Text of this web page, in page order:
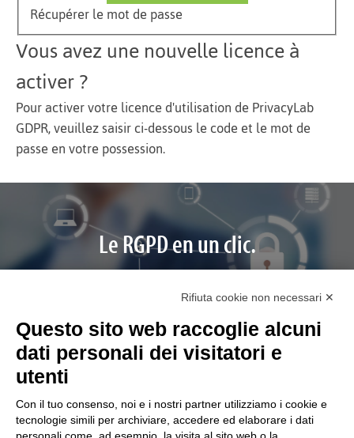
Récupérer le mot de passe
Vous avez une nouvelle licence à
activer ?
Pour activer votre licence d'utilisation de PrivacyLab
GDPR, veuillez saisir ci-dessous le code et le mot de
passe en votre possession.
Le RGPD en un clic.
et de suivre toutes les obligations prévues par le RUE
2016/679 sur le traitement des données.
Rifiuta cookie non necessari ✕
Questo sito web raccoglie alcuni
dati personali dei visitatori e
utenti
Con il tuo consenso, noi e i nostri partner utilizziamo i cookie e
tecnologie simili per archiviare, accedere ed elaborare i dati